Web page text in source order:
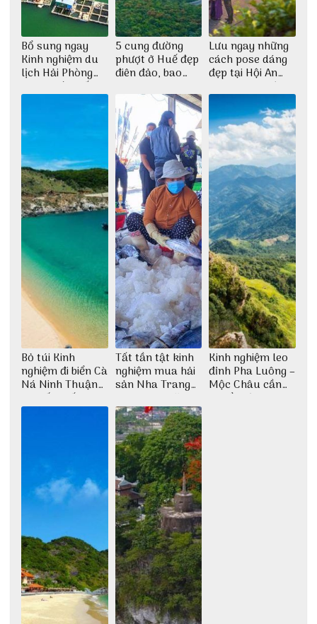
Bổ sung ngay
Kinh nghiệm du
lịch Hải Phòng
2022 mới nhất
5 cung đường
phượt ở Huế đẹp
điên đảo, bao
dịch
Lưu ngay những
cách pose dáng
đẹp tại Hội An
cho dân nghiện
sống ảo
Bỏ túi Kinh
nghiệm đi biển Cà
Ná Ninh Thuận
chi tiết nhất
Tất tần tật kinh
nghiệm mua hải
sản Nha Trang
không lo chặt
chém
Kinh nghiệm leo
đỉnh Pha Luông –
Mộc Châu cần
chuẩn bị những